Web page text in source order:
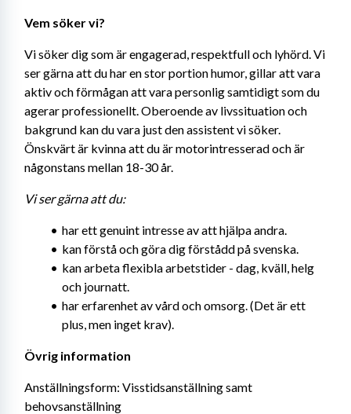
Vem söker vi?
Vi söker dig som är engagerad, respektfull och lyhörd. Vi
ser gärna att du har en stor portion humor, gillar att vara
aktiv och förmågan att vara personlig samtidigt som du
agerar professionellt. Oberoende av livssituation och
bakgrund kan du vara just den assistent vi söker.
Önskvärt är kvinna att du är motorintresserad och är
någonstans mellan 18-30 år.
Vi ser gärna att du:
har ett genuint intresse av att hjälpa andra.
kan förstå och göra dig förstådd på svenska.
kan arbeta flexibla arbetstider - dag, kväll, helg
och journatt.
har erfarenhet av vård och omsorg. (Det är ett
plus, men inget krav).
Övrig information
Anställningsform: Visstidsanställning samt
behovsanställning